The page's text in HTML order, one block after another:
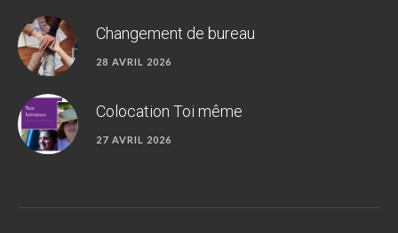
Changement de bureau
28 AVRIL 2026
Colocation Toi même
27 AVRIL 2026